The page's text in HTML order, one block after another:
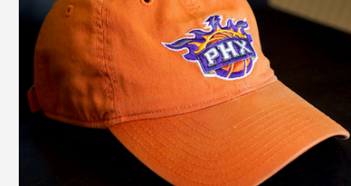
при
заказе
индивидуальных
головных
уборов